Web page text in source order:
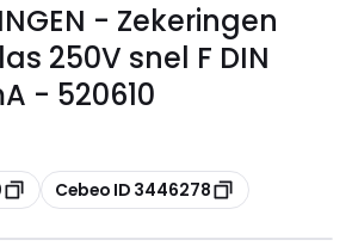
- Zekeringen
250V snel F DIN
- 520610
Kopiëren
Cebeo ID 3446278